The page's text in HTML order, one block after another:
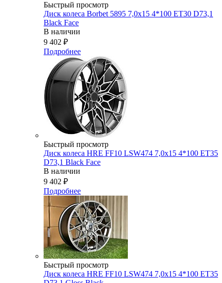
Быстрый просмотр
Диск колеса Borbet 5895 7,0x15 4*100 ET30 D73,1
Black Face
В наличии
9 402 ₽
Подробнее
Быстрый просмотр
Диск колеса HRE FF10 LSW474 7,0x15 4*100 ET35
D73,1 Black Face
В наличии
9 402 ₽
Подробнее
Быстрый просмотр
Диск колеса HRE FF10 LSW474 7,0x15 4*100 ET35